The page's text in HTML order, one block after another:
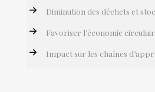
Diminution des déchets et
Favoriser l’économie
Impact sur les chaînes